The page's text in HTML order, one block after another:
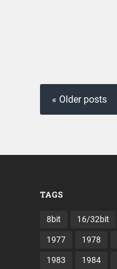
« Older posts
TAGS
8bit 16/32bit
1977 1978
1983 1984